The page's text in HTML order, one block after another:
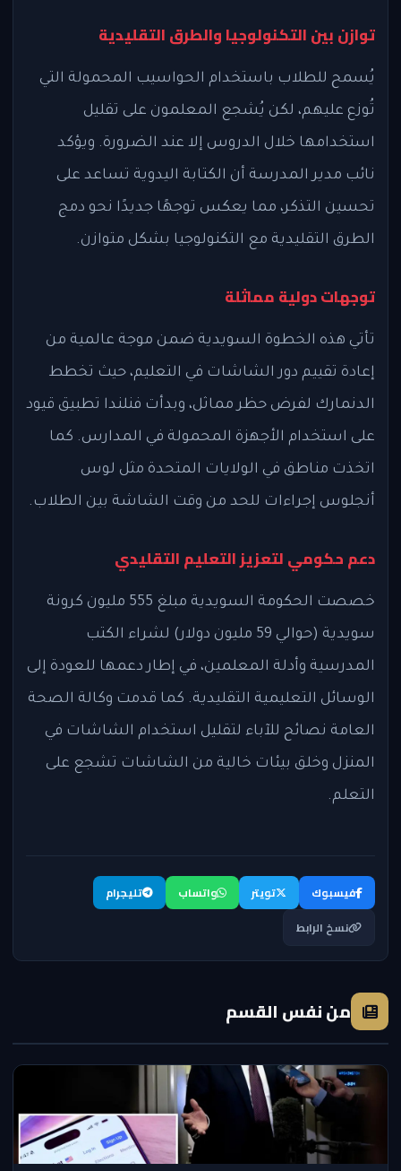
توازن بين التكنولوجيا والطرق التقليدية
يُسمح للطلاب باستخدام الحواسيب المحمولة التي
تُوزع عليهم، لكن يُشجع المعلمون على تقليل
استخدامها خلال الدروس إلا عند الضرورة. ويؤكد
نائب مدير المدرسة أن الكتابة اليدوية تساعد على
تحسين التذكر، مما يعكس توجهًا جديدًا نحو دمج
الطرق التقليدية مع التكنولوجيا بشكل متوازن.
توجهات دولية مماثلة
تأتي هذه الخطوة السويدية ضمن موجة عالمية من
إعادة تقييم دور الشاشات في التعليم، حيث تخطط
الدنمارك لفرض حظر مماثل، وبدأت فنلندا تطبيق قيود
على استخدام الأجهزة المحمولة في المدارس. كما
اتخذت مناطق في الولايات المتحدة مثل لوس
أنجلوس إجراءات للحد من وقت الشاشة بين الطلاب.
دعم حكومي لتعزيز التعليم التقليدي
خصصت الحكومة السويدية مبلغ 555 مليون كرونة
سويدية (حوالي 59 مليون دولار) لشراء الكتب
المدرسية وأدلة المعلمين، في إطار دعمها للعودة إلى
الوسائل التعليمية التقليدية. كما قدمت وكالة الصحة
العامة نصائح للآباء لتقليل استخدام الشاشات في
المنزل وخلق بيئات خالية من الشاشات تشجع على
التعلم.
فيسبوك تويتر واتساب
تليجرام
نسخ الرابط
من نفس القسم